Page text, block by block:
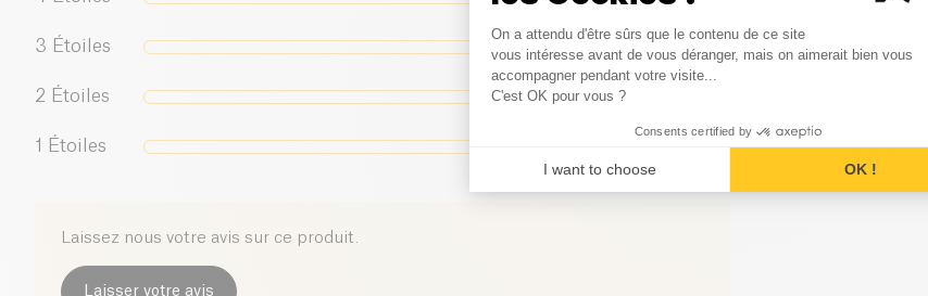
3 Étoiles 0
2 Étoiles
1 Étoiles
Laissez nous votre avis sur ce produit.
Laisser votre avis
Laisser votre avis
Consent Management
On a attendu d'être sûrs que le contenu de ce site
vous intéresse avant de vous déranger, mais on aimerait bien vous
accompagner pendant votre visite...
C'est OK pour vous ?
Consents certified by
I want to choose OK !
Axeptio consent